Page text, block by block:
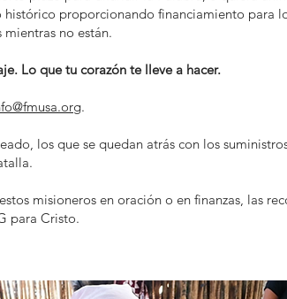
proporcionando financiamiento para
no están.
Lo que tu corazón te lleve a hacer.
.
los que se quedan atrás con los
misioneros en oración o en finanzas, las
para Cristo.